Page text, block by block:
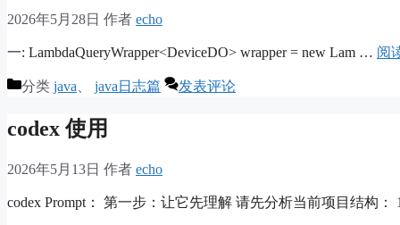
2026年5月28日 作者 echo
一: LambdaQueryWrapper<DeviceDO> wrapper = new Lam … 阅
分类 java java日志篇 发表评论
codex 使用
2026年5月13日 作者 echo
codex Prompt： 第一步：让它先理解 请先分析当前项目结构